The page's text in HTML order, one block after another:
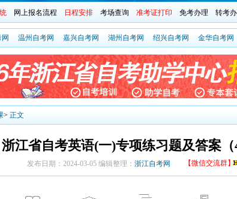
网上报名流程 日程安排 考场查询 准考证打印 免考办理 转考
温州自考网 嘉兴自考网 湖州自考网 绍兴自考网 金华自考网
> 正文
江省自考英语(一)专项练习题及答案（4
发布日期：2024-03-05 编辑整理： 浙江自考网 【微信交流群】